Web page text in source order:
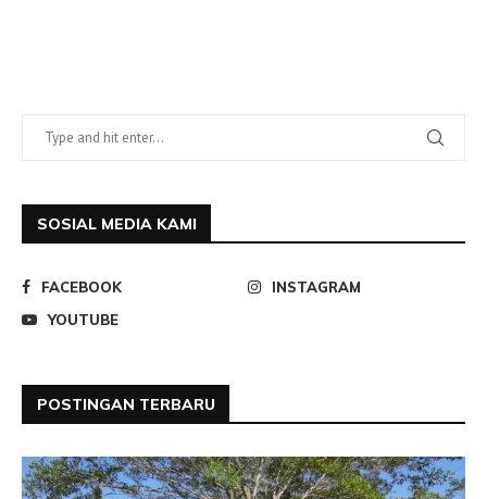
SOSIAL MEDIA KAMI
FACEBOOK
INSTAGRAM
YOUTUBE
POSTINGAN TERBARU